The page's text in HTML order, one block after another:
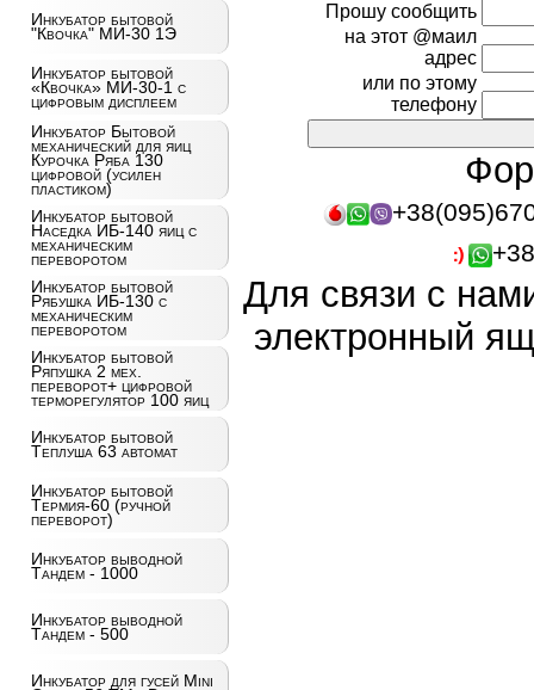
Инкубатор бытовой
"Квочка" МИ-30 1Э
Инкубатор бытовой
«Квочка» МИ-30-1 с
цифровым дисплеем
Инкубатор Бытовой
механический для яиц
Курочка Ряба 130
цифровой (усилен
пластиком)
Инкубатор бытовой
Наседка ИБ-140 яиц с
механическим
переворотом
Инкубатор бытовой
Рябушка ИБ-130 с
механическим
переворотом
Инкубатор бытовой
Ряпушка 2 мех.
переворот+ цифровой
терморегулятор 100 яиц
Инкубатор бытовой
Теплуша 63 автомат
Инкубатор бытовой
Термия-60 (ручной
переворот)
Инкубатор выводной
Тандем - 1000
Инкубатор выводной
Тандем - 500
Инкубатор для гусей Mini
Прошу сообщить
на этот @маил
адрес
или по этому
телефону
Для связи с
электронный